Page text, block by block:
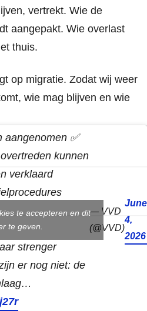
vertrekt. Wie de
aangepakt. Wie overlast
thuis.
op migratie. Zodat wij weer
wie mag blijven en wie
aangenomen ✅
kunnen
verklaard
strenger
er nog niet: de
— VVD
(@VVD)
June
4,
2026
te accepteren en dit
te geven.